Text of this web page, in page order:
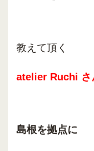
教えて頂く
atelier Ruchi さ
島根を拠点に